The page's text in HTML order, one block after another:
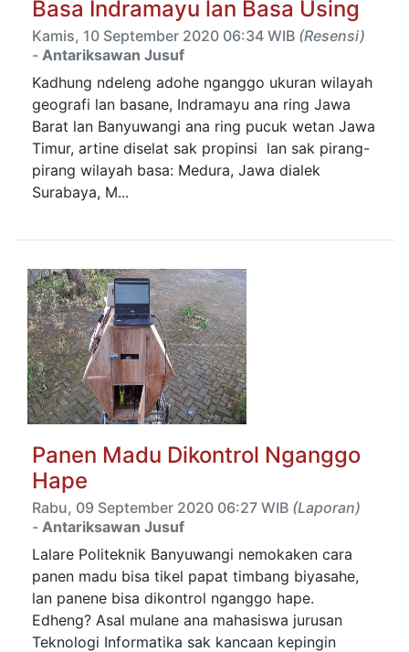
Basa Indramayu lan Basa Using
Kamis, 10 September 2020 06:34 WIB (Resensi)
- Antariksawan Jusuf
Kadhung ndeleng adohe nganggo ukuran wilayah
geografi lan basane, Indramayu ana ring Jawa
Barat lan Banyuwangi ana ring pucuk wetan Jawa
Timur, artine diselat sak propinsi lan sak pirang-
pirang wilayah basa: Medura, Jawa dialek
Surabaya, M...
Panen Madu Dikontrol Nganggo
Hape
Rabu, 09 September 2020 06:27 WIB (Laporan)
- Antariksawan Jusuf
Lalare Politeknik Banyuwangi nemokaken cara
panen madu bisa tikel papat timbang biyasahe,
lan panene bisa dikontrol nganggo hape.
Edheng? Asal mulane ana mahasiswa jurusan
Teknologi Informatika sak kancaan kepingin